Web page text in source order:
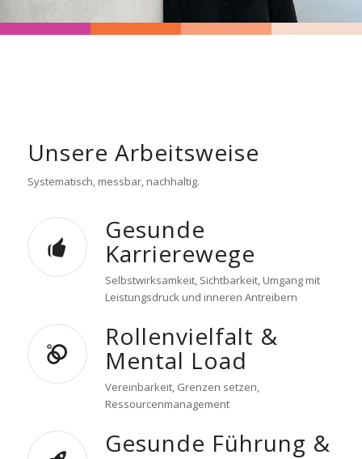
Unsere Arbeitsweise
Systematisch, messbar, nachhaltig.
Gesunde
Karrierewege
Selbstwirksamkeit, Sichtbarkeit, Umgang mit
Leistungsdruck und inneren Antreibern
Rollenvielfalt &
Mental Load
Vereinbarkeit, Grenzen setzen,
Ressourcenmanagement
Gesunde Führung &